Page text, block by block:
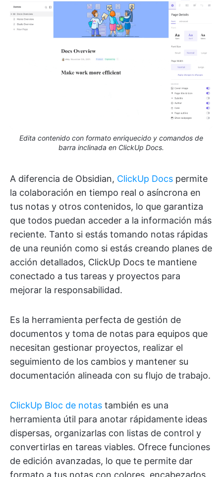
Edita contenido con formato enriquecido y comandos de
barra inclinada en ClickUp Docs.
A diferencia de Obsidian, ClickUp Docs permite
la colaboración en tiempo real o asíncrona en
tus notas y otros contenidos, lo que garantiza
que todos puedan acceder a la información más
reciente. Tanto si estás tomando notas rápidas
de una reunión como si estás creando planes de
acción detallados, ClickUp Docs te mantiene
conectado a tus tareas y proyectos para
mejorar la responsabilidad.
Es la herramienta perfecta de gestión de
documentos y toma de notas para equipos que
necesitan gestionar proyectos, realizar el
seguimiento de los cambios y mantener su
documentación alineada con su flujo de trabajo.
ClickUp Bloc de notas también es una
herramienta útil para anotar rápidamente ideas
dispersas, organizarlas con listas de control y
convertirlas en tareas viables. Ofrece funciones
de edición avanzadas, lo que te permite dar
formato a tus notas con colores, encabezados